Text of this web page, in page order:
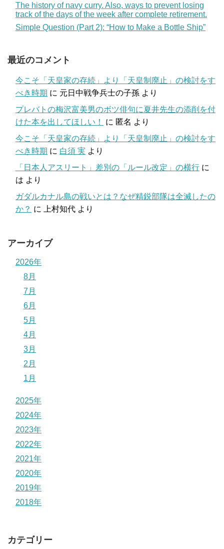
The history of navy curry. Also, ways to prevent losing
track of the days of the week after complete retirement.
Simple Question (Part 2): “How to Make a Bottle Ship”
最近のコメント
今こそ「天皇家の存続」より「天皇制廃止」の検討をす
べき時期 に 元日中戦争兵士の子孫 より
プレバトの梅沢富美男のボツ俳句に夏井先生の添削を付
けた本を出してほしい！
に 匿名 より
今こそ「天皇家の存続」より「天皇制廃止」の検討をす
べき時期 に 白須 実 より
「日本人アスリート」差別の「ルール改定」の横行 に
は より
ガダルカナル島の戦いとは？なぜ精鋭部隊は全滅したの
か？ に 上村知代 より
アーカイブ
2026年
8月
7月
6月
5月
4月
3月
2月
1月
2025年
2024年
2023年
2022年
2021年
2020年
2019年
2018年
カテゴリー